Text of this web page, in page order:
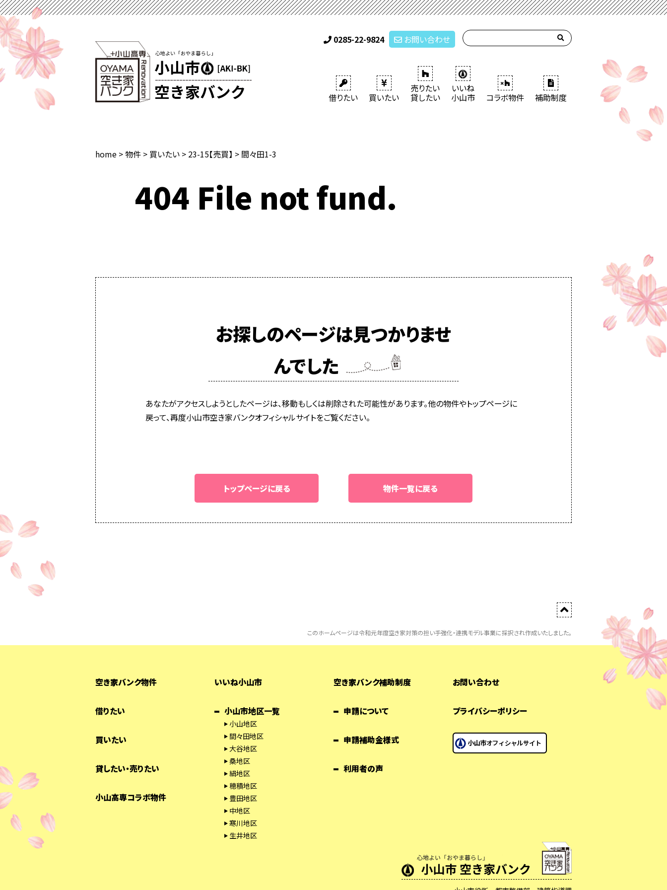
0285-22-9824 お問い合わせ
借りたい 買いたい
売りたい
貸したい
いいね
小山市 コラボ物件 補助制度
home > 物件 > 買いたい > 23-15【売買】 > 間々田1-3
404 File not fund.
お探しのページは見つかりませ
んでした
あなたがアクセスしようとしたページは、移動もしくは削除された可能性があります。他の物件やトップページに
戻って、再度小山市空き家バンクオフィシャルサイトをご覧ください。
トップページに戻る 物件一覧に戻る
このホームページは令和元年度空き家対策の担い手強化・連携モデル事業に採択され作成いたしました。
空き家バンク物件
借りたい
買いたい
貸したい・売りたい
小山高専コラボ物件
いいね小山市
小山市地区一覧
小山地区
間々田地区
大谷地区
桑地区
絹地区
穂積地区
豊田地区
中地区
寒川地区
生井地区
空き家バンク補助制度
申請について
申請補助金様式
利用者の声
お問い合わせ
プライバシーポリシー